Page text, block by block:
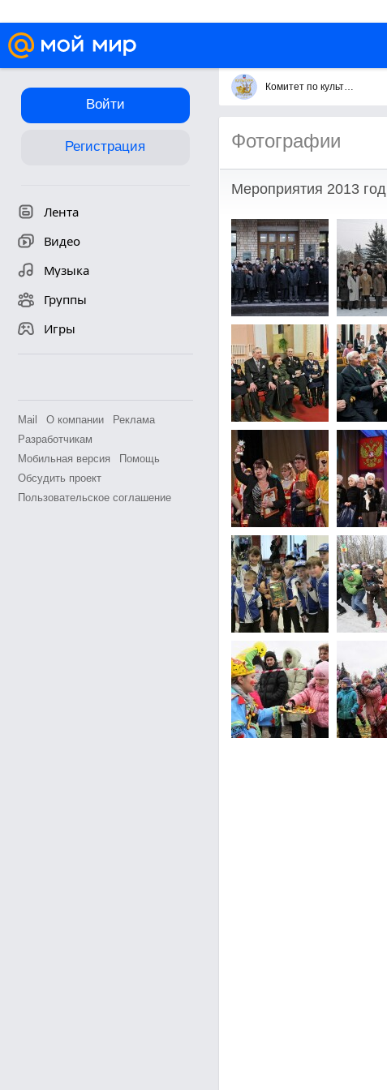
Войти
Регистрация
Лента
Видео
Музыка
Группы
Игры
Mail О компании
Реклама
Разработчикам
Мобильная версия
Помощь
Обсудить проект
Пользовательское соглашение
Комитет по культуре городского округа Королёв
Фотографии
Мероприятия 2013 год